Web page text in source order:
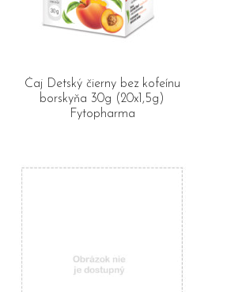
Čaj Detský čierny bez kofeínu
borskyňa 30g (20x1,5g)
Fytopharma